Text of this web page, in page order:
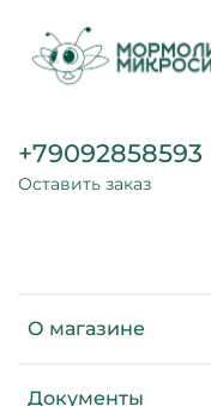
О магазине
Документы
+79092858593
Оставить заказ